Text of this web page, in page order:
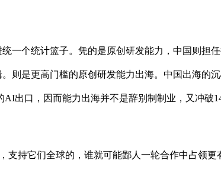
个统计篮子。凭的是原创研发能力，中国则担任
则是更高门槛的原创研发能力出海。中国出海的
出口，因而能力出海并不是辞别制制业，又冲破
持它们全球的，谁就可能鄙人一轮合作中占领更